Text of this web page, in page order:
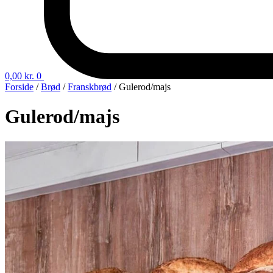
0,00 kr. 0
Forside /Brød /Franskbrød / Gulerod/majs
Gulerod/majs